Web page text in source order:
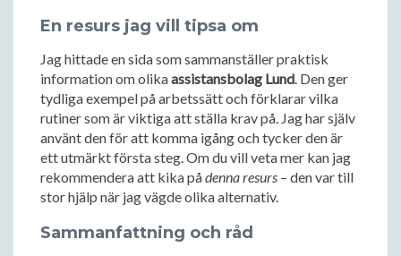
En resurs jag vill tipsa om
Jag hittade en sida som sammanställer praktisk
information om olikaassistansbolag Lund. Den ger
tydliga exempel på arbetssätt och förklarar vilka
rutiner som är viktiga att ställa krav på. Jag har själv
använt den för att komma igång och tycker den är
ett utmärkt första steg. Om du vill veta mer kan jag
rekommendera att kika pådenna resurs – den var till
stor hjälp när jag vägde olika alternativ.
Sammanfattning och råd